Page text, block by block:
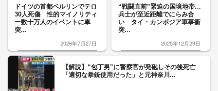
ドイツの首都ベルリンでテロ
30人死傷 性的マイノリティ
ー数十万人のイベントに車
突...
2026年7月27日
“戦闘直前”緊迫の国境地帯…
兵士が至近距離でにらみ合
い タイ・カンボジア軍事衝
突...
2025年12月29日
【解説】“包丁男”に警察官が発砲しその後死亡
「適切な拳銃使用だった」と元神奈川...